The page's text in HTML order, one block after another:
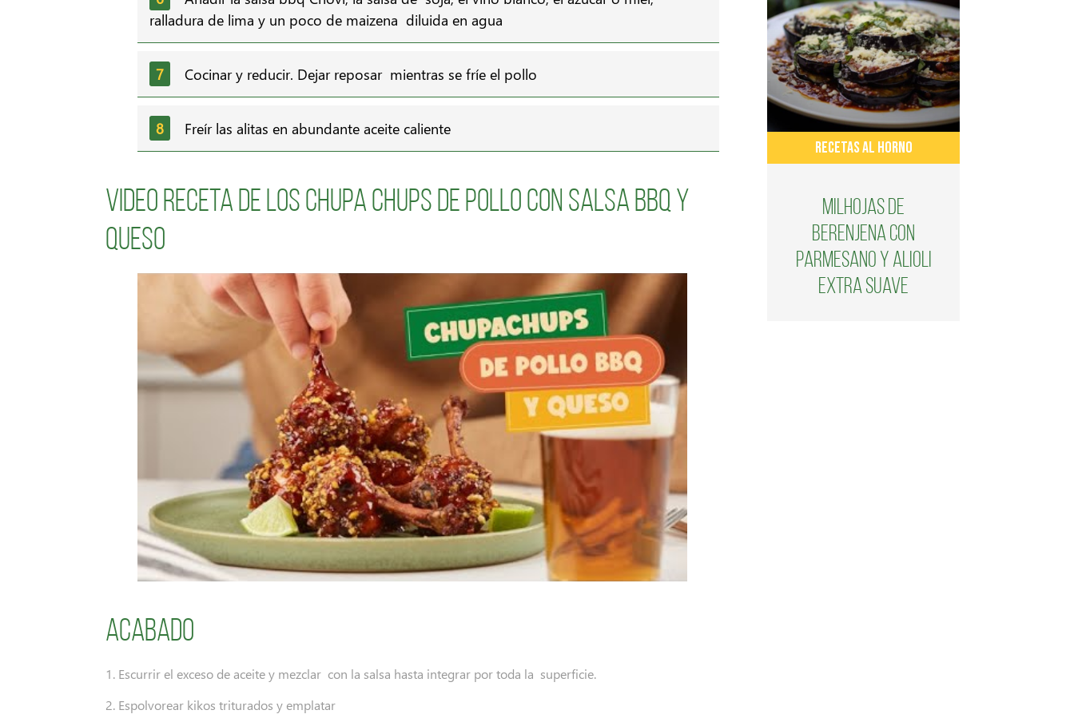
ralladura de lima y un poco de maizena diluida en agua
Cocinar y reducir. Dejar reposar mientras se fríe el pollo
Freír las alitas en abundante aceite caliente
Video receta de los Chupa Chups de Pollo con Salsa BBQ y
Queso
Acabado
1. Escurrir el exceso de aceite y mezclar con la salsa hasta integrar por toda la superficie.
2. Espolvorear kikos triturados y emplatar
RECETAS AL HORNO
Milhojas de
berenjena con
parmesano y alioli
extra suave